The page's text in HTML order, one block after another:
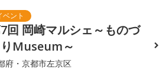
回 岡崎マルシェ～ものづ
りMuseum～
府・京都市左京区